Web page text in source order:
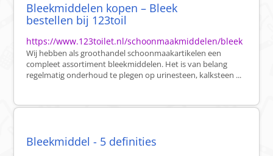
Bleekmiddelen kopen – Bleek
bestellen bij 123toil
https://www.123toilet.nl/schoonmaakmiddelen/bleek
Wij hebben als groothandel schoonmaakartikelen een
compleet assortiment bleekmiddelen. Het is van belang
regelmatig onderhoud te plegen op urinesteen, kalksteen ...
Bleekmiddel - 5 definities